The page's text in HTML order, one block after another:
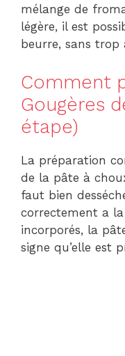
mélange de
légère, il est
beurre, sans
Comment
Gougères
étape)
La préparation
de la pâte à
faut bien
correctement a
incorporés, la
signe qu’elle est